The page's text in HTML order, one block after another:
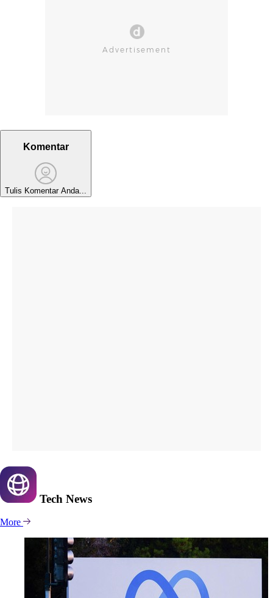
Komentar
Tulis Komentar Anda...
Tech News
More